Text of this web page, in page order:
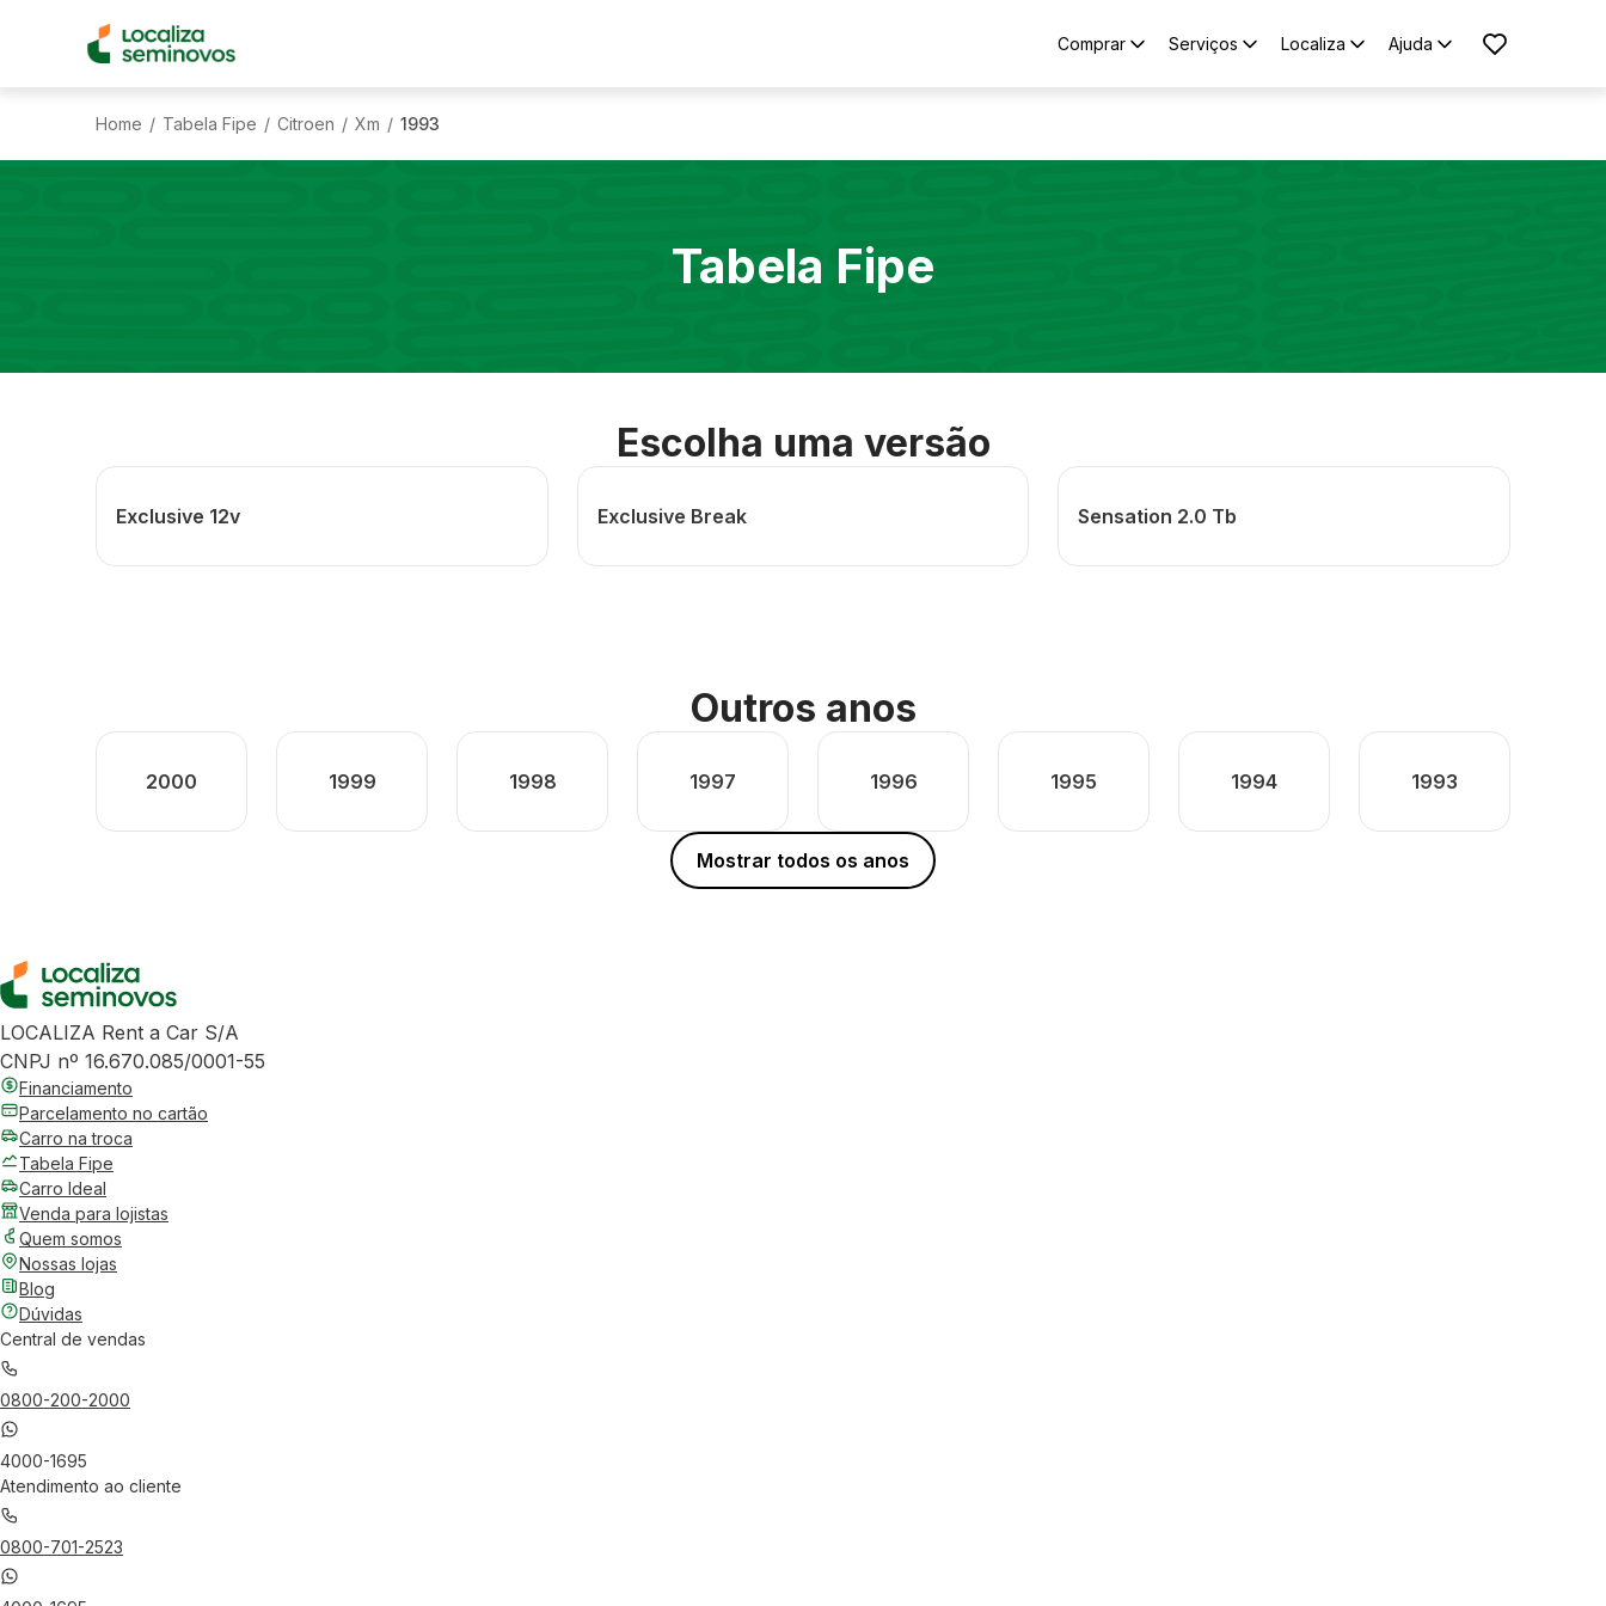
Comprar Serviços Localiza Ajuda
Home / Tabela Fipe / Citroen / Xm / 1993
Tabela Fipe
Escolha uma versão
Exclusive 12v Exclusive Break Sensation 2.0 Tb
Outros anos
2000 1999 1998 1997 1996 1995 1994 1993
Mostrar todos os anos
LOCALIZA Rent a Car S/A
CNPJ nº 16.670.085/0001-55
Financiamento
Parcelamento no cartão
Carro na troca
Tabela Fipe
Carro Ideal
Venda para lojistas
Quem somos
Nossas lojas
Blog
Dúvidas
Central de vendas
0800-200-2000
4000-1695
Atendimento ao cliente
0800-701-2523